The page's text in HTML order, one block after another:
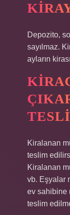
Depozito,
sayılmaz.
ayların
Kiralanan
teslim
Kiralanan
vb. Eşyalar
ev sahibine
teslim